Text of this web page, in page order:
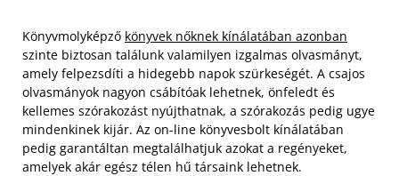
Könyvmolyképző könyvek nőknek kínálatában azonban
szinte biztosan találunk valamilyen izgalmas olvasmányt,
amely felpezsdíti a hidegebb napok szürkeségét. A csajos
olvasmányok nagyon csábítóak lehetnek, önfeledt és
kellemes szórakozást nyújthatnak, a szórakozás pedig ugye
mindenkinek kijár. Az on-line könyvesbolt kínálatában
pedig garantáltan megtalálhatjuk azokat a regényeket,
amelyek akár egész télen hű társaink lehetnek.